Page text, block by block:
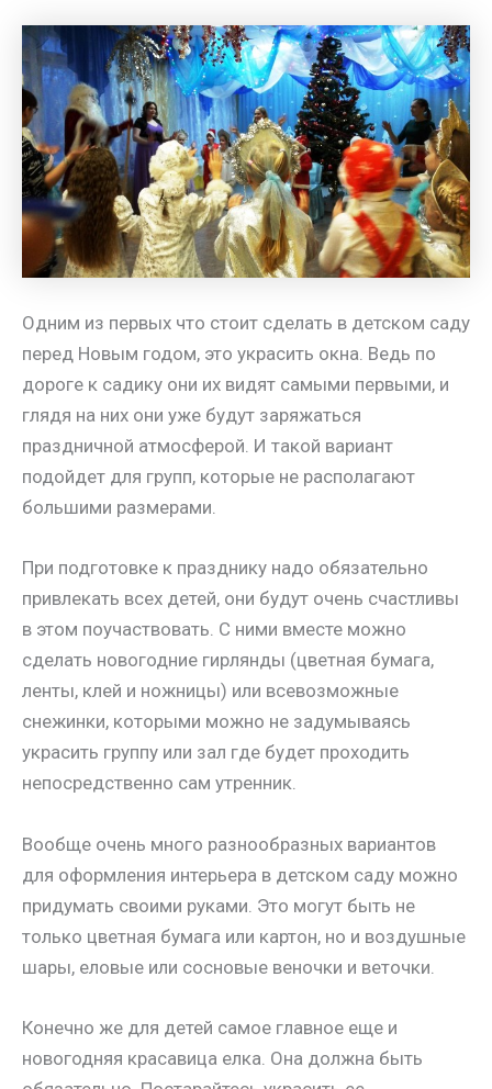
Одним из первых что стоит сделать в детском саду
перед Новым годом, это украсить окна. Ведь по
дороге к садику они их видят самыми первыми, и
глядя на них они уже будут заряжаться
праздничной атмосферой. И такой вариант
подойдет для групп, которые не располагают
большими размерами.
При подготовке к празднику надо обязательно
привлекать всех детей, они будут очень счастливы
в этом поучаствовать. С ними вместе можно
сделать новогодние гирлянды (цветная бумага,
ленты, клей и ножницы) или всевозможные
снежинки, которыми можно не задумываясь
украсить группу или зал где будет проходить
непосредственно сам утренник.
Вообще очень много разнообразных вариантов
для оформления интерьера в детском саду можно
придумать своими руками. Это могут быть не
только цветная бумага или картон, но и воздушные
шары, еловые или сосновые веночки и веточки.
Конечно же для детей самое главное еще и
новогодняя красавица елка. Она должна быть